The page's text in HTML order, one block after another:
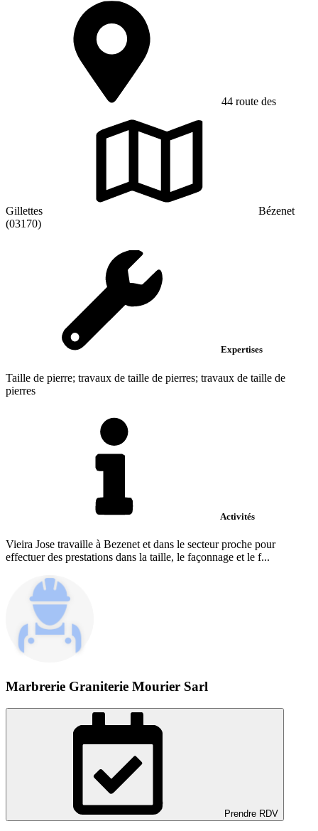
44 route des
Gillettes
Bézenet
(03170)
Expertises
Taille de pierre; travaux de taille de pierres; travaux de taille de
pierres
Activités
Vieira Jose travaille à Bezenet et dans le secteur proche pour
effectuer des prestations dans la taille, le façonnage et le f...
Marbrerie Graniterie Mourier Sarl
Prendre RDV